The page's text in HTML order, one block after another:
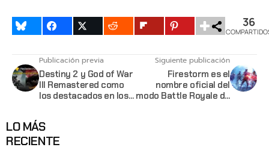
36
Publicación previa
Destiny 2 y God of War
III Remastered como
los destacados en los
Playstation Plus
Siguiente publicación
Firestorm es el
nombre oficial del
modo Battle Royale de
LO MÁS
RECIENTE